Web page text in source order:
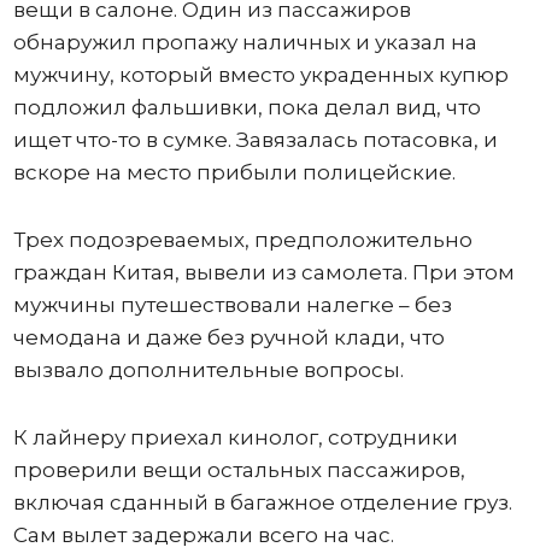
вещи в салоне. Один из пассажиров
обнаружил пропажу наличных и указал на
мужчину, который вместо украденных купюр
подложил фальшивки, пока делал вид, что
ищет что-то в сумке. Завязалась потасовка, и
вскоре на место прибыли полицейские.
Трех подозреваемых, предположительно
граждан Китая, вывели из самолета. При этом
мужчины путешествовали налегке – без
чемодана и даже без ручной клади, что
вызвало дополнительные вопросы.
К лайнеру приехал кинолог, сотрудники
проверили вещи остальных пассажиров,
включая сданный в багажное отделение груз.
Сам вылет задержали всего на час.